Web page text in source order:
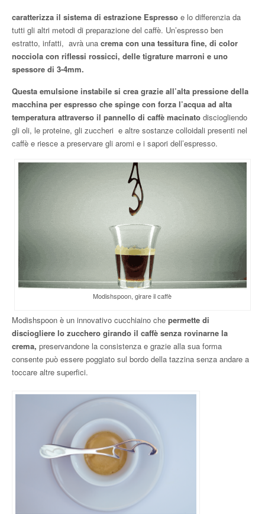
caratterizza il sistema di estrazione Espresso e lo differenzia da
tutti gli altri metodi di preparazione del caffè. Un’espresso ben
estratto, infatti, avrà una crema con una tessitura fine, di color
nocciola con riflessi rossicci, delle tigrature marroni e uno
spessore di 3-4mm.
Questa emulsione instabile si crea grazie all’alta pressione della
macchina per espresso che spinge con forza l’acqua ad alta
temperatura attraverso il pannello di caffè macinato disciogliendo
gli oli, le proteine, gli zuccheri e altre sostanze colloidali presenti nel
caffè e riesce a preservare gli aromi e i sapori dell’espresso.
Modishspoon, girare il caffè
Modishspoon è un innovativo cucchiaino che permette di
disciogliere lo zucchero girando il caffè senza rovinarne la
crema, preservandone la consistenza e grazie alla sua forma
consente può essere poggiato sul bordo della tazzina senza andare a
toccare altre superfici.